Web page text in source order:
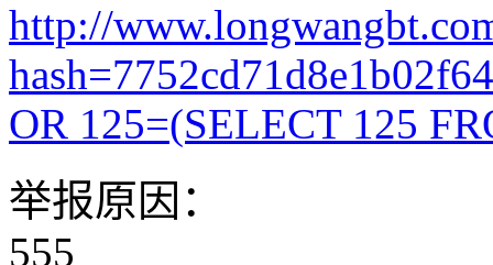
http://
OR 125=(SELECT 125
举报原因：
555